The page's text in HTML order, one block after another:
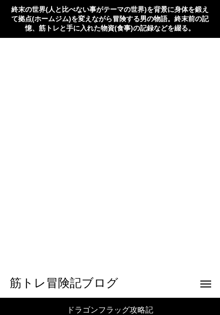
終末の世界(人と比べない事がテーマの世界)を背景に身体を鍛え
て拠点(ホームジム)を変えながら冒険する男の物語。終末前の記
憶、筋トレと手に入れた物資(食事)の記録などを綴る。
筋トレ冒険記ブログ
ドラゴンフラッグ攻略記